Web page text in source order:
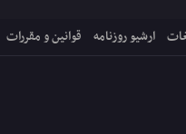
ارشیو روزنامه قوانین و مقررات